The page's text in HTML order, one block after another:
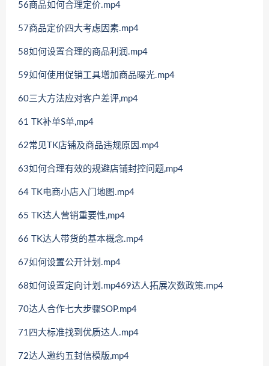
56商品如何合理定价.mp4
57商品定价四大考虑因素.mp4
58如何设置合理的商品利润.mp4
59如何使用促销工具增加商品曝光.mp4
60三大方法应对客户差评,mp4
61 TK补单S单,mp4
62常见TK店铺及商品违规原因.mp4
63如何合理有效的规避店铺封控问题,mp4
64 TK电商小店入门地图.mp4
65 TK达人营销重要性,mp4
66 TK达人带货的基本概念.mp4
67如何设置公开计划.mp4
68如何设置定向计划.mp469达人拓展次数政策.mp4
70达人合作七大步骤SOP.mp4
71四大标准找到优质达人.mp4
72达人邀约五封信模版,mp4